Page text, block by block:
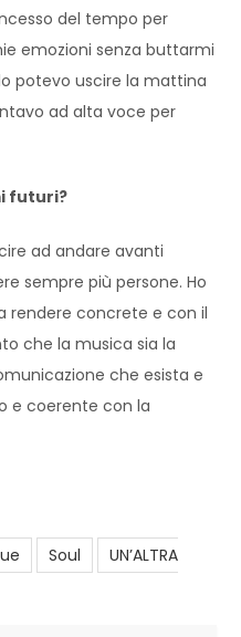
del tempo per
emozioni senza buttarmi
potevo uscire la mattina
ad alta voce per
futuri?
ad andare avanti
sempre più persone. Ho
rendere concrete e con il
che la musica sia la
che esista e
e coerente con la
Soul
UN’ALTRA